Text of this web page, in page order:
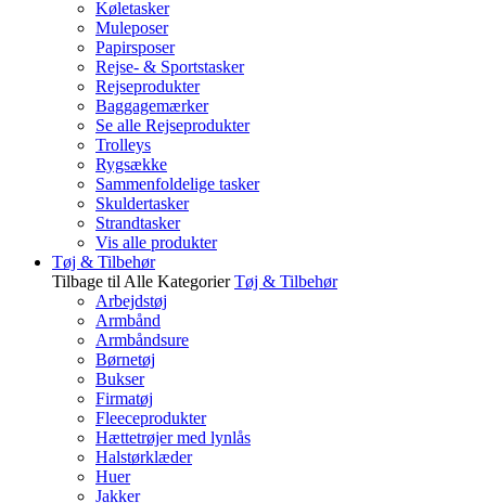
Køletasker
Muleposer
Papirsposer
Rejse- & Sportstasker
Rejseprodukter
Baggagemærker
Se alle Rejseprodukter
Trolleys
Rygsække
Sammenfoldelige tasker
Skuldertasker
Strandtasker
Vis alle produkter
Tøj & Tilbehør
Tilbage til Alle Kategorier Tøj & Tilbehør
Arbejdstøj
Armbånd
Armbåndsure
Børnetøj
Bukser
Firmatøj
Fleeceprodukter
Hættetrøjer med lynlås
Halstørklæder
Huer
Jakker